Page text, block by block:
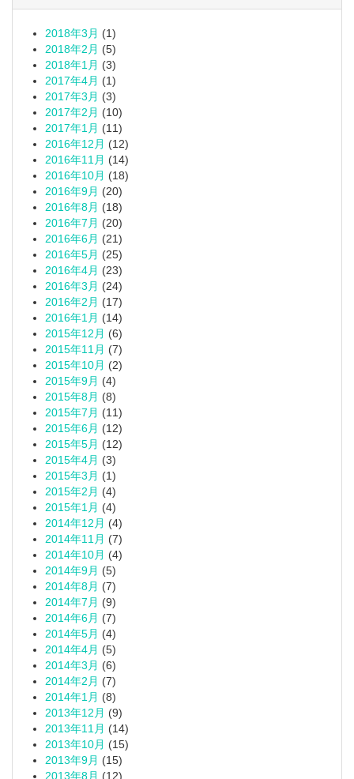
2018年3月 (1)
2018年2月 (5)
2018年1月 (3)
2017年4月 (1)
2017年3月 (3)
2017年2月 (10)
2017年1月 (11)
2016年12月 (12)
2016年11月 (14)
2016年10月 (18)
2016年9月 (20)
2016年8月 (18)
2016年7月 (20)
2016年6月 (21)
2016年5月 (25)
2016年4月 (23)
2016年3月 (24)
2016年2月 (17)
2016年1月 (14)
2015年12月 (6)
2015年11月 (7)
2015年10月 (2)
2015年9月 (4)
2015年8月 (8)
2015年7月 (11)
2015年6月 (12)
2015年5月 (12)
2015年4月 (3)
2015年3月 (1)
2015年2月 (4)
2015年1月 (4)
2014年12月 (4)
2014年11月 (7)
2014年10月 (4)
2014年9月 (5)
2014年8月 (7)
2014年7月 (9)
2014年6月 (7)
2014年5月 (4)
2014年4月 (5)
2014年3月 (6)
2014年2月 (7)
2014年1月 (8)
2013年12月 (9)
2013年11月 (14)
2013年10月 (15)
2013年9月 (15)
2013年8月 (12)